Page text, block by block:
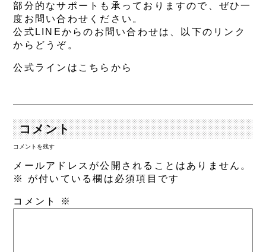
部分的なサポートも承っておりますので、ぜひ一
度お問い合わせください。
公式LINEからのお問い合わせは、以下のリンク
からどうぞ。
公式ラインはこちらから
コメント
コメントを残す
メールアドレスが公開されることはありません。
※
が付いている欄は必須項目です
コメント ※